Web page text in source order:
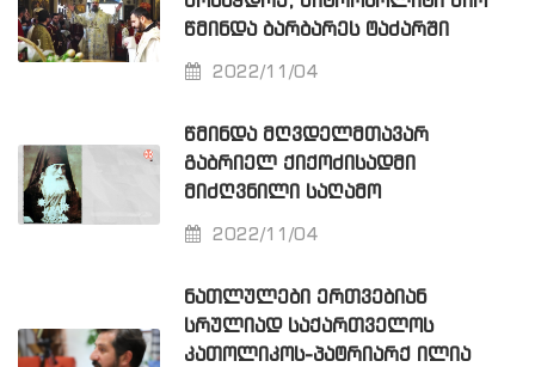
ᲬᲛᲘᲜᲓᲐ ᲑᲐᲠᲑᲐᲠᲔᲡ ᲢᲐᲫᲐᲠᲨᲘ
2022/11/04
ᲬᲛᲘᲜᲓᲐ ᲛᲦᲕᲓᲔᲚᲛᲗᲐᲕᲐᲠ
ᲒᲐᲑᲠᲘᲔᲚ ᲥᲘᲥᲝᲫᲘᲡᲐᲓᲛᲘ
ᲛᲘᲫᲦᲕᲜᲘᲚᲘ ᲡᲐᲦᲐᲛᲝ
2022/11/04
ᲜᲐᲗᲚᲣᲚᲔᲑᲘ ᲔᲠᲗᲕᲔᲑᲘᲐᲜ
ᲡᲠᲣᲚᲘᲐᲓ ᲡᲐᲥᲐᲠᲗᲕᲔᲚᲝᲡ
ᲙᲐᲗᲝᲚᲘᲙᲝᲡ-ᲞᲐᲢᲠᲘᲐᲠᲥ ᲘᲚᲘᲐ